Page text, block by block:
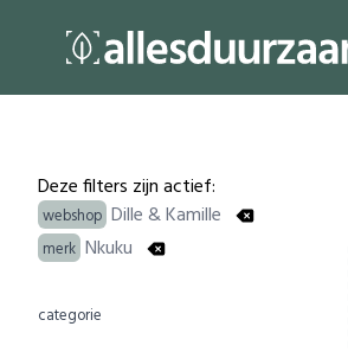
Filters
Deze filters zijn actief:
webshop Dille & Kamille
merk Nkuku
categorie